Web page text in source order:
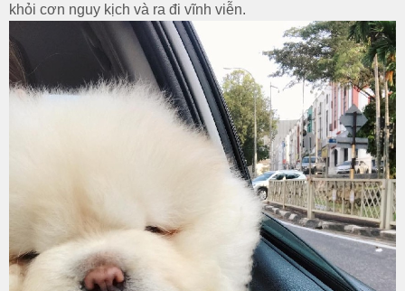
khỏi cơn nguy kịch và ra đi vĩnh viễn.